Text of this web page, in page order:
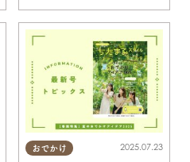
おでかけ 2025.07.23